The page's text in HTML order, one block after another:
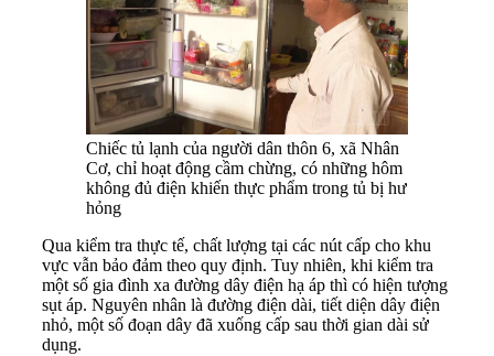
Chiếc tủ lạnh của người dân thôn 6, xã Nhân
Cơ, chỉ hoạt động cầm chừng, có những hôm
không đủ điện khiến thực phẩm trong tủ bị hư
hỏng
Qua kiểm tra thực tế, chất lượng tại các nút cấp cho khu
vực vẫn bảo đảm theo quy định. Tuy nhiên, khi kiểm tra
một số gia đình xa đường dây điện hạ áp thì có hiện tượng
sụt áp. Nguyên nhân là đường điện dài, tiết diện dây điện
nhỏ, một số đoạn dây đã xuống cấp sau thời gian dài sử
dụng.